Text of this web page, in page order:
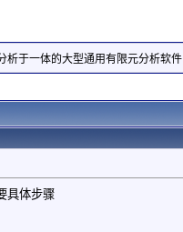
析于一体的大型通用有限元分析软件
具体步骤